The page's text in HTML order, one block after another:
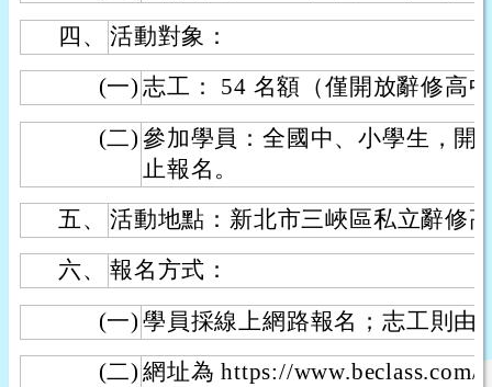
四、
活動對象：
(一) 志工： 54 名額（僅開放辭修高
(二) 參加學員：全國中、小學生，開
止報名。
五、
活動地點：新北市三峽區私立辭修
六、
報名方式：
(一) 學員採線上網路報名；志工則由
(二) 網址為 https://